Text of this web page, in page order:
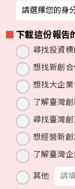
下載這份報告
尋找投資標
想找新創合
想找大企
了解臺灣
尋找臺灣
想經營新
了解臺灣
其他